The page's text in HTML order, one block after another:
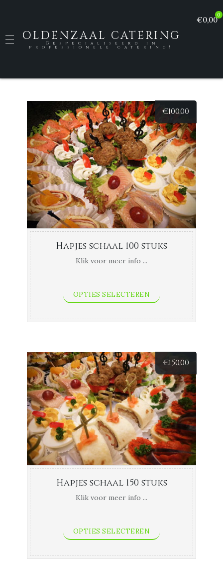
OLDENZAAL CATERING
Gespecialiseerd in
professionele catering!
0
€0,00
€100,00
Hapjes schaal 100 stuks
Klik voor meer info ...
OPTIES SELECTEREN
€150,00
Hapjes schaal 150 stuks
Klik voor meer info ...
OPTIES SELECTEREN